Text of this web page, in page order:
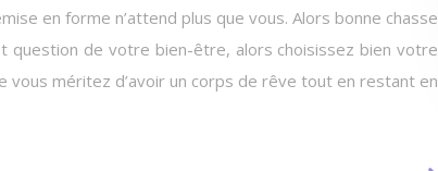
en forme n’attend plus que vous. Alors bonne chasse
question de votre bien-être, alors choisissez bien votre
vous méritez d’avoir un corps de rêve tout en restant en